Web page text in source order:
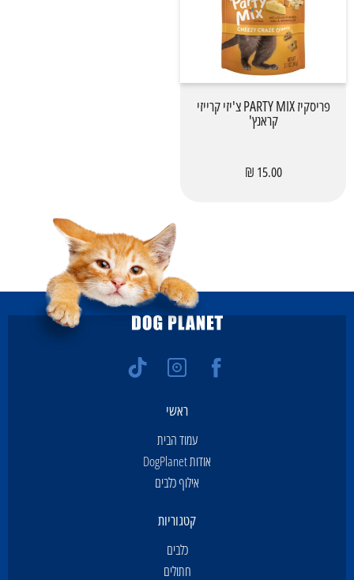
פריסקיז PARTY MIX צ'יזי קרייזי
קראנץ'
15.00 ₪
ראשי
עמוד הבית
אודות DogPlanet
אילוף כלבים
קטגוריות
כלבים
חתולים